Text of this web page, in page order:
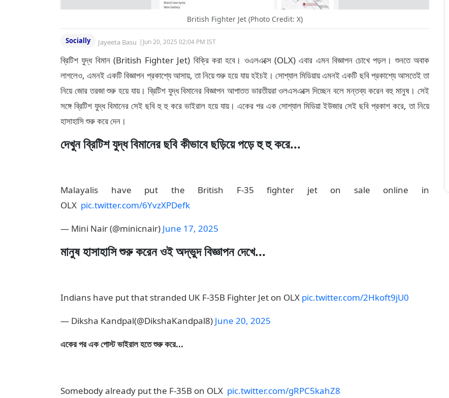
British Fighter Jet (Photo Credit: X)
Socially Jayeeta Basu | Jun 20, 2025 02:04 PM IST
ব্রিটিশ যুদ্ধ বিমান (British Fighter Jet) বিক্রি করা হবে। ওএলএক্সে (OLX) এবার এমন বিজ্ঞাপন চোখে পড়ল। শুনতে অবাক
লাগলেও, এমনই একটি বিজ্ঞাপন প্রকাশ্যে আসায়, তা নিয়ে শুরু হয়ে যায় হইচই। সোশ্যাল মিডিয়ায় এমনই একটি ছবি প্রকাশ্যে আসতেই তা
নিয়ে জোর তরজা শুরু হয়ে যায়। ব্রিটিশ যুদ্ধ বিমানের বিজ্ঞাপন আপাতত ভারতীয়রা ওলএসএক্সে দিচ্ছেন বলে মন্তব্য করেন বহু মানুষ। সেই
সঙ্গে ব্রিটিশ যুদ্ধ বিমানের সেই ছবি হু হু করে ভাইরাল হয়ে যায়। একের পর এক সোশ্যাল মিডিয়া ইউজার সেই ছবি প্রকাশ করে, তা নিয়ে
হাসাহাসি শুরু করে দেন।
দেখুন ব্রিটিশ যুদ্ধ বিমানের ছবি কীভাবে ছড়িয়ে পড়ে হু হু করে...
Malayalis have put the British F-35 fighter jet on sale online in
OLX pic.twitter.com/6YvzXPDefk
— Mini Nair (@minicnair) June 17, 2025
মানুষ হাসাহাসি শুরু করেন ওই অদ্ভুদ বিজ্ঞাপন দেখে...
Indians have put that stranded UK F-35B Fighter Jet on OLX pic.twitter.com/2Hkoft9jU0
— Diksha Kandpal(@DikshaKandpal8) June 20, 2025
একের পর এক পোস্ট ভাইরাল হতে শুরু করে...
Somebody already put the F-35B on OLX pic.twitter.com/gRPC5kahZ8